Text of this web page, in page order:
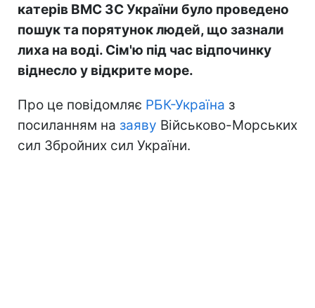
катерів ВМС ЗС України було проведено
пошук та порятунок людей, що зазнали
лиха на воді. Сім'ю під час відпочинку
віднесло у відкрите море.
Про це повідомляє РБК-Україна з
посиланням на заяву Військово-Морських
сил Збройних сил України.